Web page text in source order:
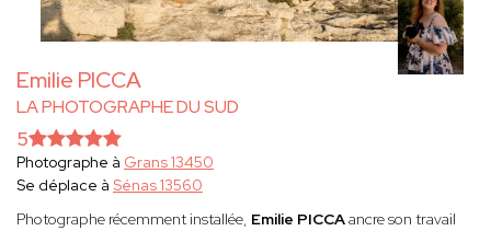
Emilie PICCA
LA PHOTOGRAPHE DU SUD
5
Photographe à Grans 13450
Se déplace à Sénas 13560
Photographe récemment installée, Emilie PICCAancre son travail